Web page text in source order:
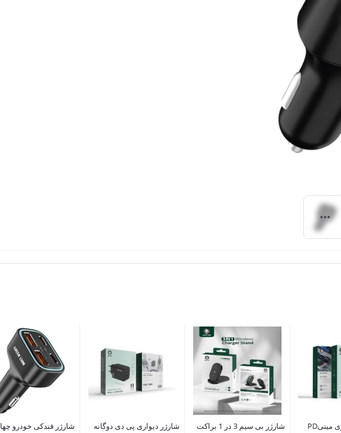
سر شارژر دیواری مینیPD
شارژر بی سیم 3 در 1 براکت
شارژر دیواری پی دی دوگانه
شارژر فندکی خودرو